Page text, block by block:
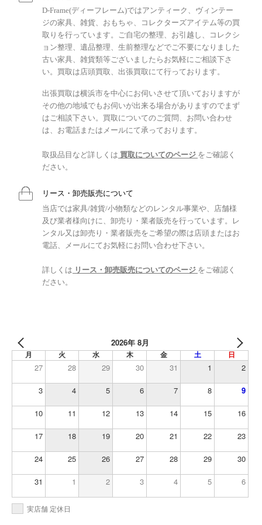
D-Frame(ディーフレーム)ではアンティーク、ヴィンテー
ジの家具、雑貨、おもちゃ、コレクターズアイテム等の買
取りを行っています。ご自宅の整理、お引越し、コレクシ
ョン整理、遺品整理、生前整理などでご不要になりました
古い家具、雑貨類等ございましたらお気軽にご相談下さ
い。買取は店頭買取、出張買取にて行っております。
出張買取は横浜市を中心にお伺いさせて頂いておりますが
その他の地域でもお伺いが出来る場合がありますのでまず
はご相談下さい。買取についてのご質問、お問い合わせ
は、お電話またはメールにて承っております。
取扱品目など詳しくは 買取についてのページ をご確認く
ださい。
リース・卸売販売について
当店では家具/雑貨/小物類などのレンタル事業や、店舗様
及び業者様向けに、卸売り・業者販売を行っています。レ
ンタル又は卸売り・業者販売をご希望の際は店頭またはお
電話、メールにてお気軽にお問い合わせ下さい。
詳しくは リース・卸売販売についてのページ をご確認く
ださい。
2026年 8月
月 火 水 木 金 土 日
27 28 29 30 31 1 2
3 4 5 6 7 8 9
10 11 12 13 14 15 16
17 18 19 20 21 22 23
24 25 26 27 28 29 30
31 1 2 3 4 5 6
実店舗 定休日